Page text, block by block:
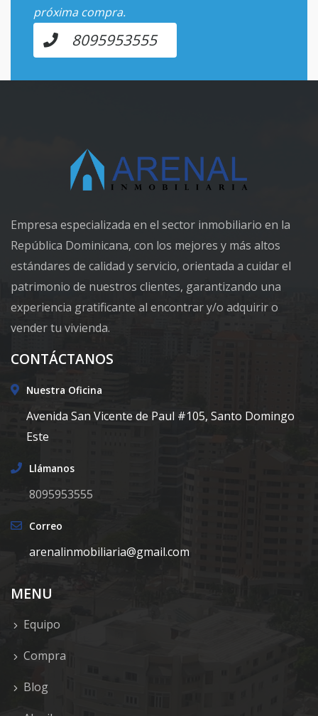
próxima compra.
8095953555
Empresa especializada en el sector inmobiliario en la
República Dominicana, con los mejores y más altos
estándares de calidad y servicio, orientada a cuidar el
patrimonio de nuestros clientes, garantizando una
experiencia gratificante al encontrar y/o adquirir o
vender tu vivienda.
CONTÁCTANOS
Nuestra Oficina
Avenida San Vicente de Paul #105, Santo Domingo
Este
Llámanos
8095953555
Correo
arenalinmobiliaria@gmail.com
MENU
Equipo
Compra
Blog